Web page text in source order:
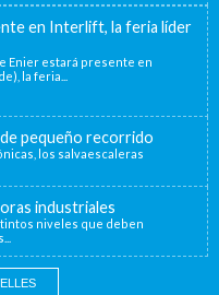
en Interlift, la feria líder
Enier estará presente en
la feria...
pequeño recorrido
los salvaescaleras
industriales
niveles que deben